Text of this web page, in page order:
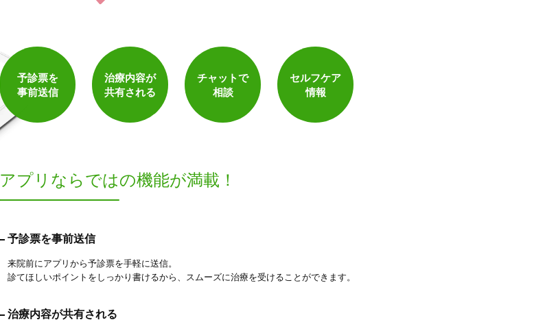
予診票を
事前送信
治療内容が
共有される
チャットで
相談
セルフケア
情報
アプリならではの機能が満載！
予診票を事前送信
来院前にアプリから予診票を手軽に送信。
診てほしいポイントをしっかり書けるから、スムーズに治療を受けることができます。
治療内容が共有される